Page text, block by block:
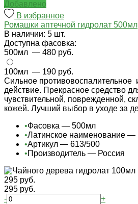
Добавлено
В избранное
Ромашки аптечной гидролат 500мл
В наличии: 5 шт.
Доступна фасовка:
500мл — 480 руб.
100мл — 190 руб.
Сильное противовоспалительное
действие. Прекрасное средство
чувствительной, поврежденной,
кожей. Лучший выбор в уходе за
•Фасовка — 500мл
•Латинское наименование —
•Артикул — 613/500
•Производитель — Россия
295 руб.
295 руб.
-
+